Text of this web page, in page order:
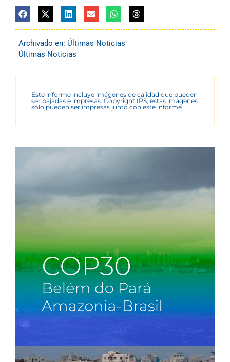
Archivado en: Últimas Noticias
Últimas Noticias
Este informe incluye imágenes de calidad que pueden
ser bajadas e impresas. Copyright IPS, estas imágenes
sólo pueden ser impresas junto con este informe